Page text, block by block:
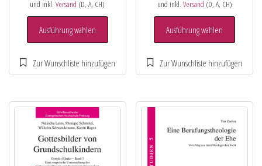
und inkl.Versand (D, A, CH)
Ausführung wählen
und inkl. Versand (D, A, CH)
Ausführung wählen